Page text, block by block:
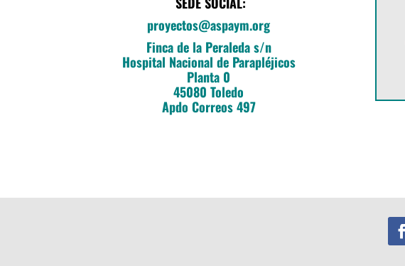
proyectos@aspaym.org
Finca de la Peraleda s/n
Hospital Nacional de Parapléjicos
Planta 0
45080 Toledo
Apdo Correos 497